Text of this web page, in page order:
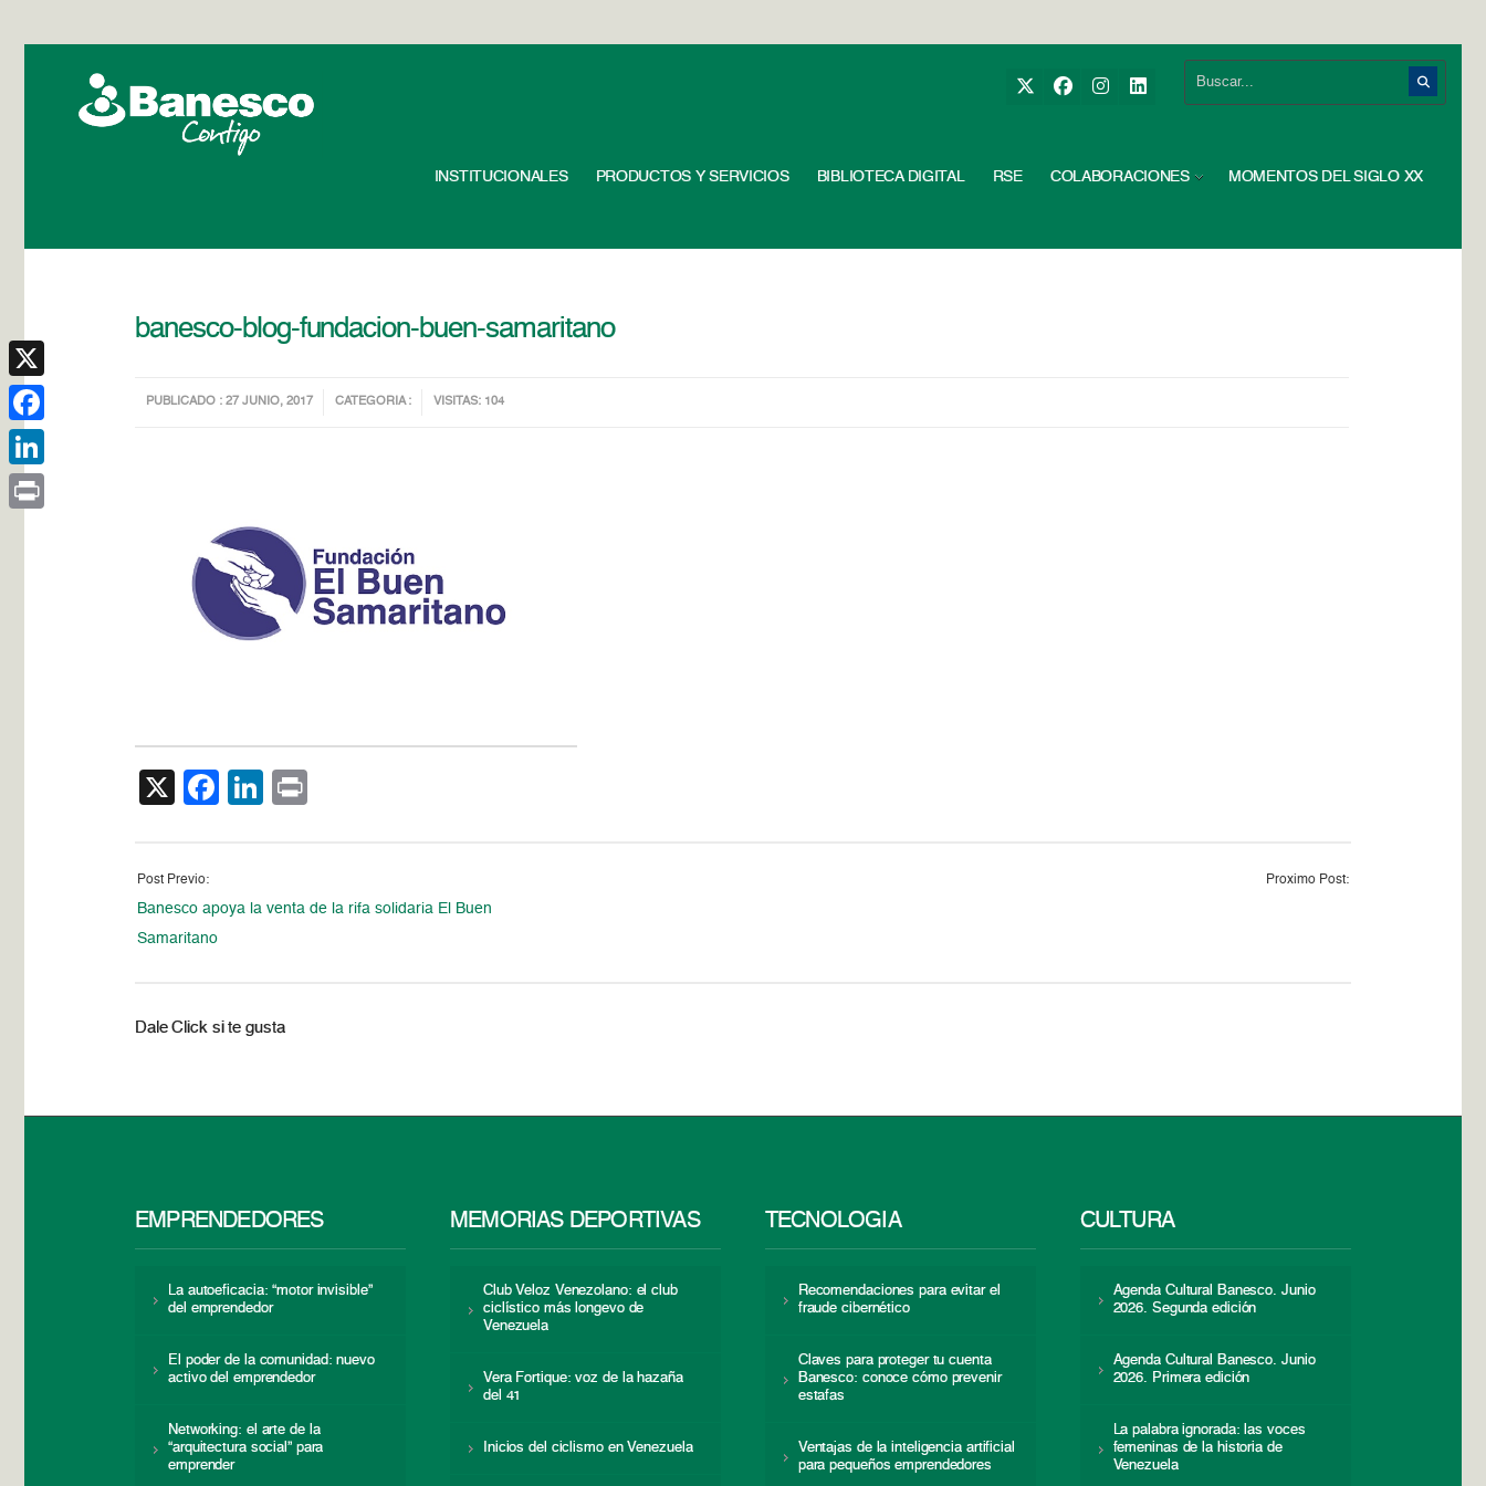
INSTITUCIONALES PRODUCTOS Y SERVICIOS BIBLIOTECA DIGITAL RSE COLABORACIONES MOMENTOS DEL SIGLO XX
banesco-blog-fundacion-buen-samaritano
PUBLICADO : 27 JUNIO, 2017 CATEGORIA : VISITAS: 104
X Facebook
LinkedIn
Post Previo:
Banesco apoya la venta de la rifa solidaria El Buen
Samaritano
Proximo Post:
Dale Click si te gusta
EMPRENDEDORES
La autoeficacia: “motor invisible”
del emprendedor
El poder de la comunidad: nuevo
activo del emprendedor
Networking: el arte de la
“arquitectura social” para
emprender
MEMORIAS DEPORTIVAS
Club Veloz Venezolano: el club
ciclístico más longevo de
Venezuela
Vera Fortique: voz de la hazaña
del 41
Inicios del ciclismo en Venezuela
TECNOLOGÍA
Recomendaciones para evitar el
fraude cibernético
Claves para proteger tu cuenta
Banesco: conoce cómo prevenir
estafas
Ventajas de la inteligencia artificial
para pequeños emprendedores
CULTURA
Agenda Cultural Banesco. Junio
2026. Segunda edición
Agenda Cultural Banesco. Junio
2026. Primera edición
La palabra ignorada: las voces
femeninas de la historia de
Venezuela
X
Facebook
LinkedIn